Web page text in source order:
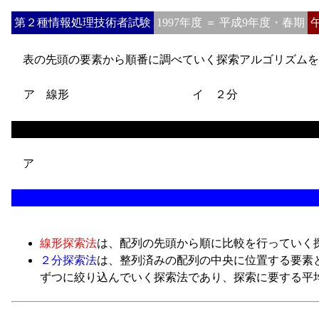
第２種情報処理技術者試験 1997年度 ＝ 平成9年度・春期
表の先頭の要素から順番に調べていく探索アルゴリズム
ア 線形 イ ２分
ア
線形探索法は、配列の先頭から順に比較を行ってい
２分探索法は、整列済みの配列の中央に位置する要
ずつに絞り込んでいく探索法であり、探索に要する平